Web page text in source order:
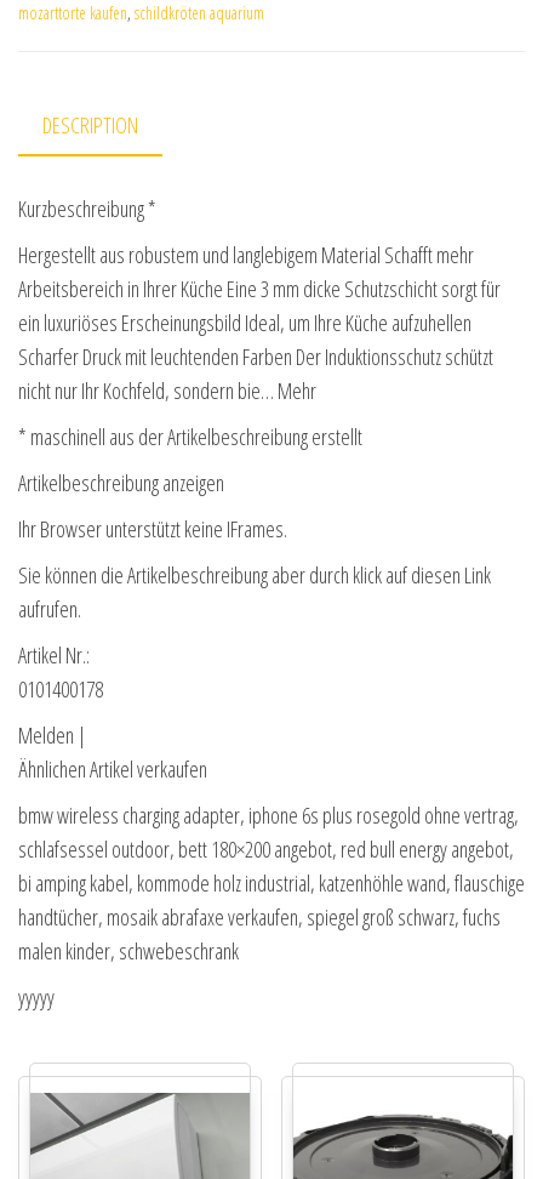
mozarttorte kaufen, schildkröten aquarium
DESCRIPTION
Kurzbeschreibung *
Hergestellt aus robustem und langlebigem Material Schafft mehr
Arbeitsbereich in Ihrer Küche Eine 3 mm dicke Schutzschicht sorgt für
ein luxuriöses Erscheinungsbild Ideal, um Ihre Küche aufzuhellen
Scharfer Druck mit leuchtenden Farben Der Induktionsschutz schützt
nicht nur Ihr Kochfeld, sondern bie… Mehr
* maschinell aus der Artikelbeschreibung erstellt
Artikelbeschreibung anzeigen
Ihr Browser unterstützt keine IFrames.
Sie können die Artikelbeschreibung aber durch klick auf diesen Link
aufrufen.
Artikel Nr.:
0101400178
Melden |
Ähnlichen Artikel verkaufen
bmw wireless charging adapter, iphone 6s plus rosegold ohne vertrag,
schlafsessel outdoor, bett 180×200 angebot, red bull energy angebot,
bi amping kabel, kommode holz industrial, katzenhöhle wand, flauschige
handtücher, mosaik abrafaxe verkaufen, spiegel groß schwarz, fuchs
malen kinder, schwebeschrank
yyyyy